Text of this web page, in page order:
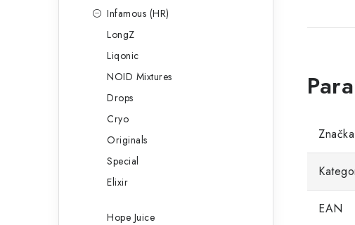
Infamous (HR)
LongZ
Liqonic
NOID Mixtures
Drops
Cryo
Originals
Special
Elixir
Hope Juice
Značka
EAN